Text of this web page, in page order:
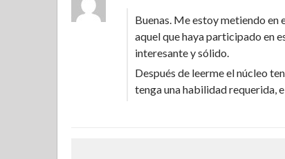
Buenas. Me estoy metiendo en
aquel que haya participado en
interesante y sólido.
Después de leerme el núcleo
tenga una habilidad requerida,